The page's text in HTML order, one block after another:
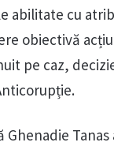
abilitate cu
obiectivă
pe caz,
Ghenadie